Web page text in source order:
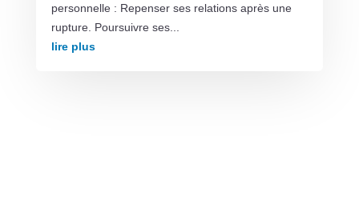
personnelle : Repenser ses relations après une
rupture. Poursuivre ses...
lire plus